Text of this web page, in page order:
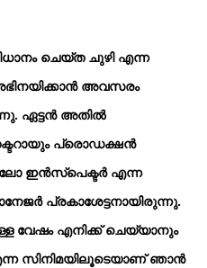
ചെയ്ത ചുഴി എന്ന
അവസരം
ഏട്ടന്‍ അതില്‍
പ്രൊഡക്ഷന്‍
ഇന്‍സ്പെക്ടര്‍ എന്ന
പ്രകാശേട്ടനായിരുന്നു.
വേഷം എനിക്ക് ചെയ്യാനും
സിനിമയിലൂടെയാണ് ഞാന്‍